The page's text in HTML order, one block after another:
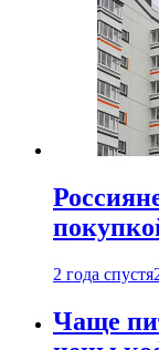
2 года спустя
Чаще